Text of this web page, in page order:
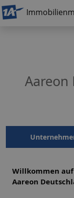
Aareon
Willkommen
Aareon